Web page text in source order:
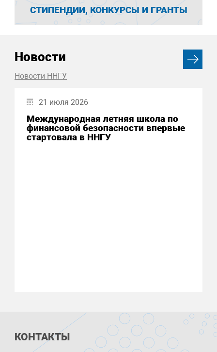
СТИПЕНДИИ, КОНКУРСЫ И ГРАНТЫ
Новости
Новости ННГУ
21 июля 2026
Международная летняя школа по
финансовой безопасности впервые
стартовала в ННГУ
КОНТАКТЫ